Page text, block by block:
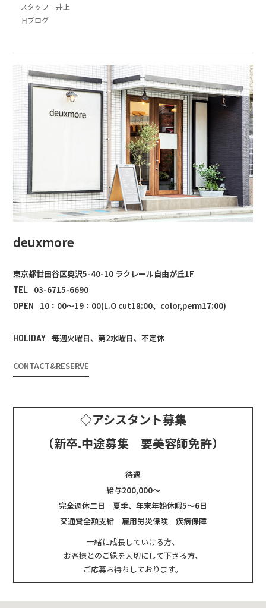
スタッフ‐井上
旧ブログ
deuxmore
東京都世田谷区奥沢5-40-10 ラクレール自由が丘1F
TEL 03-6715-6690
OPEN
10：00～19：00(L.O cut18:00、color,perm17:00)
HOLIDAY 毎週火曜日、第2水曜日、不定休
CONTACT&RESERVE
◇アシスタント募集
（新卒.中途募集 要美容師免許）
待遇
給与200,000～
完全週休二日 夏季、年末年始休暇5～6日
交通費全額支給 雇用労災保険 疾病保障
一緒に成長していける方、
お客様とのご縁を大切にして下さる方、
ご応募お待ちしております。